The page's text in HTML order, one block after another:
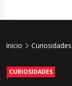
Inicio Curiosidades
CURIOSIDADES